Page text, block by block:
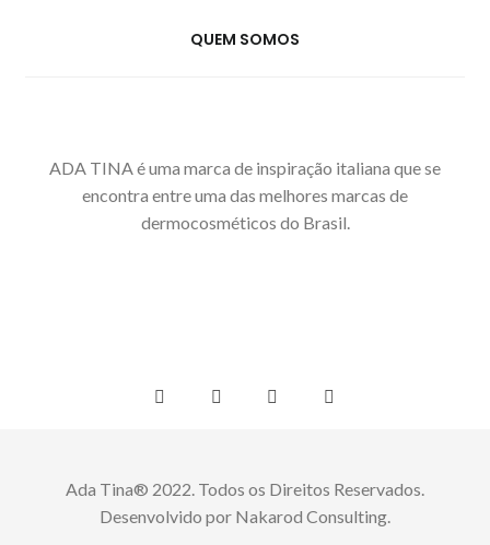
QUEM SOMOS
ADA TINA é uma marca de inspiração italiana que se
encontra entre uma das melhores marcas de
dermocosméticos do Brasil.
Ada Tina® 2022. Todos os Direitos Reservados.
Desenvolvido por Nakarod Consulting.